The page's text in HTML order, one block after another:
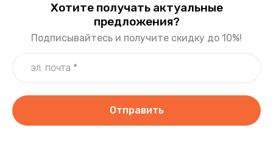
Хотите получать актуальные
предложения?
Подписывайтесь и получите скидку до 10%!
Отправить